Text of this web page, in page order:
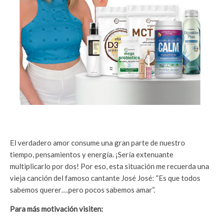
El verdadero amor consume una gran parte de nuestro
tiempo, pensamientos y energía. ¡Sería extenuante
multiplicarlo por dos! Por eso, esta situación me recuerda una
vieja canción del famoso cantante José José: “Es que todos
sabemos querer….pero pocos sabemos amar”.
Para más motivación visiten: